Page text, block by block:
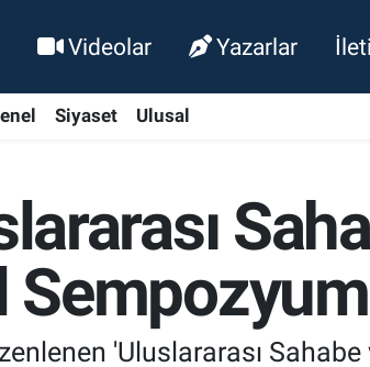
Videolar Yazarlar
Siyaset Ulusal
'Uluslararası